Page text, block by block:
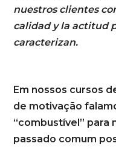
nuestros clientes
calidad y la actitud
caracterizan.
Em nossos cursos
de motivação
“combustível” para
passado comum